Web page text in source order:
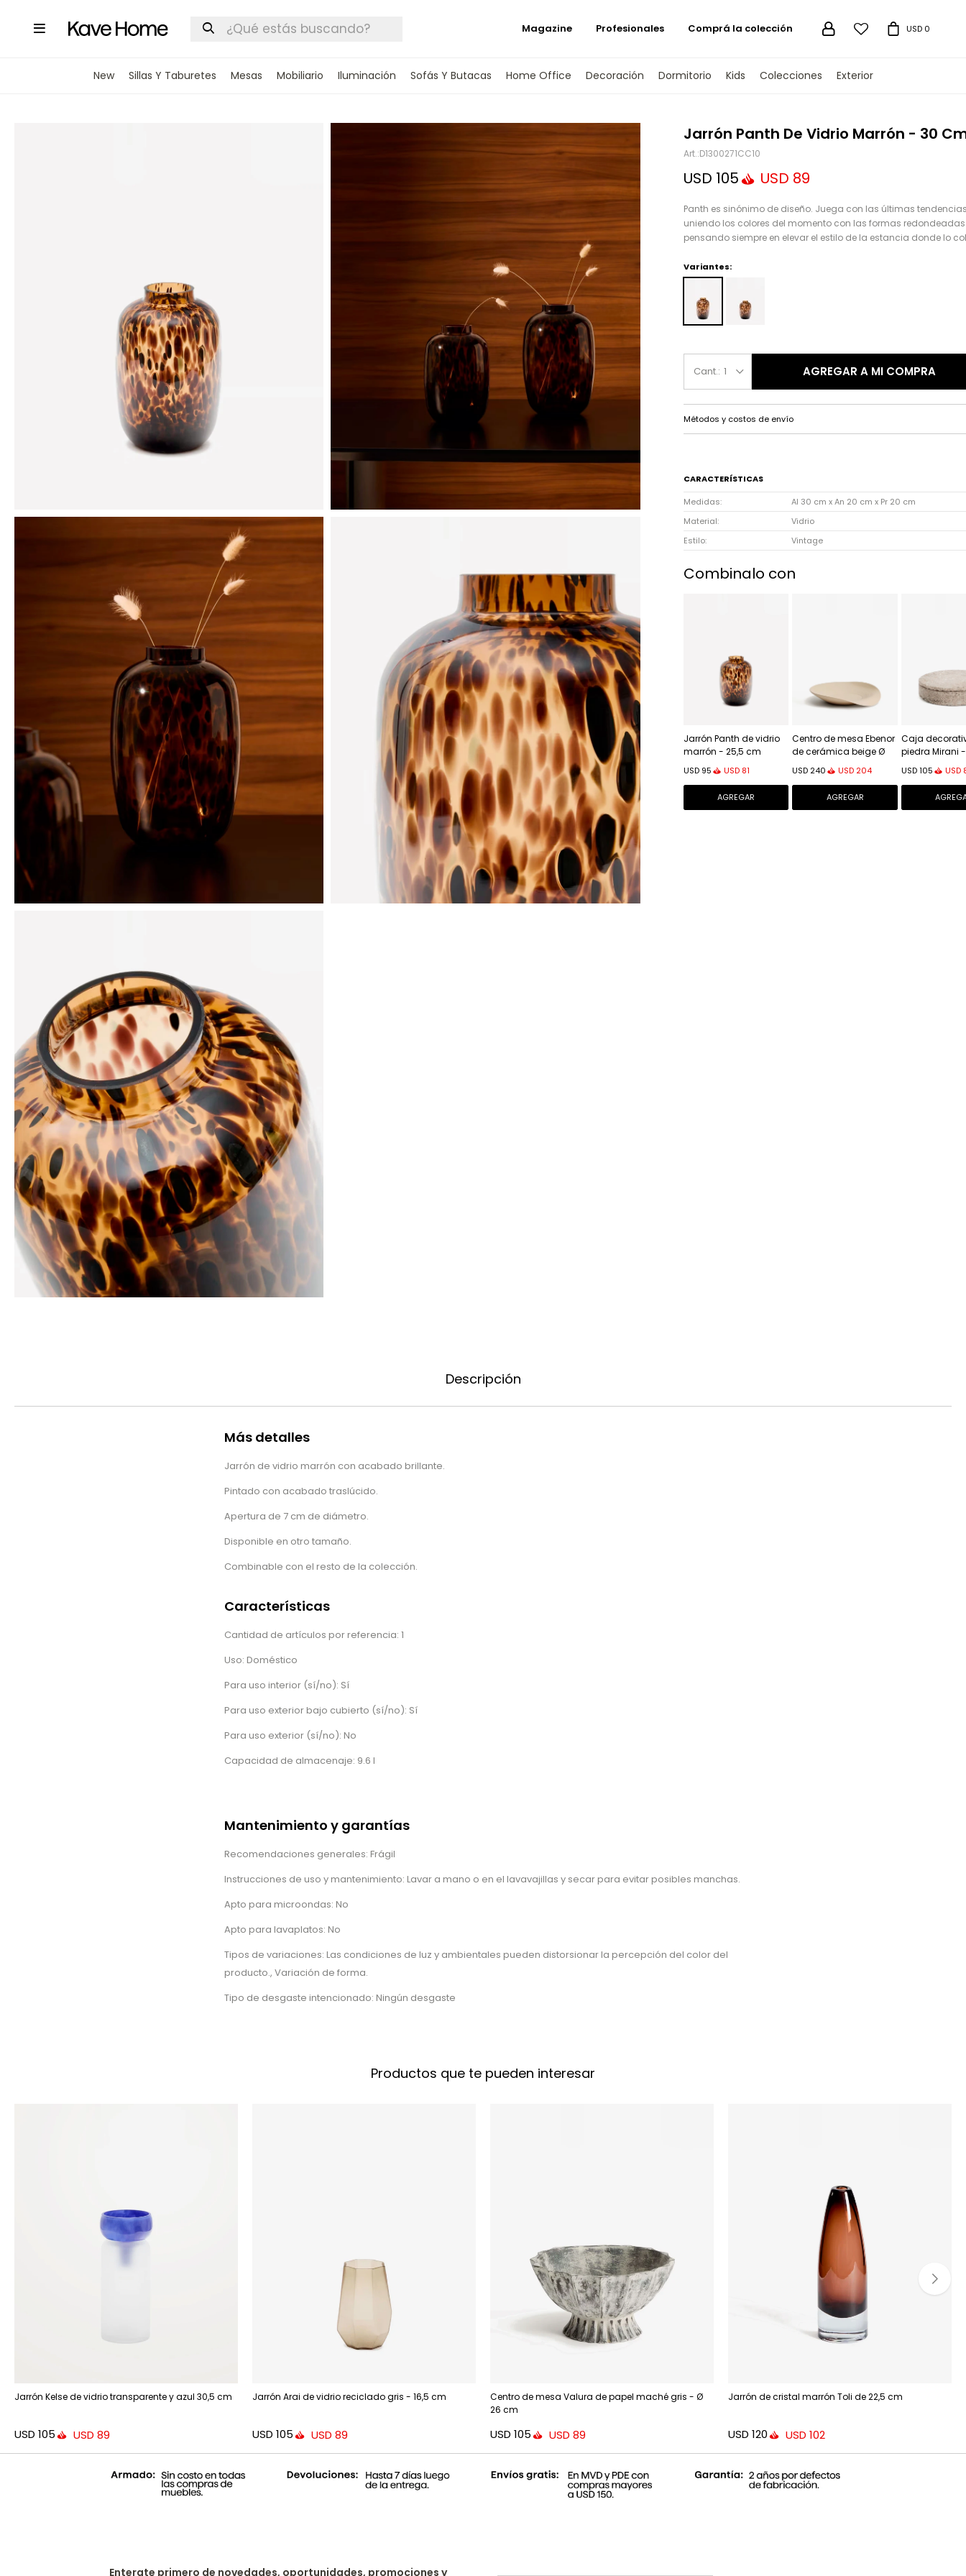

New Sillas Y Taburetes Mesas Mobiliario Iluminación Sofás Y Butacas Home Office Decoración Dormitorio Kids Colecciones Exterior
 USD 0
Magazine Profesionales Comprá la colección
Jarrón Panth De Vidrio Marrón - 30
D1300271CC10
USD 105 USD 89
Panth es sinónimo de diseño. Juega con las últimas
uniendo los colores del momento con las formas
pensando siempre en elevar el estilo de la estancia donde lo
Variantes:
1 AGREGAR A MI COMPRA
Métodos y costos de envío
CARACTERÍSTICAS
Medidas
Al 30 cm x An 20 cm x Pr 20 cm
Material
Vidrio
Estilo
Vintage
Combinalo con
Jarrón Panth de vidrio
marrón - 25,5 cm
USD 95 USD 81
Centro de mesa Ebenor
de cerámica beige Ø
USD 240 USD 204
Caja
piedra Mirani
USD105 USD
Descripción
Más detalles
Jarrón de vidrio marrón con acabado brillante.
Pintado con acabado traslúcido.
Apertura de 7 cm de diámetro.
Disponible en otro tamaño.
Combinable con el resto de la colección.
Características
Cantidad de artículos por referencia: 1
Uso: Doméstico
Para uso interior (sí/no): Sí
Para uso exterior bajo cubierto (sí/no): Sí
Para uso exterior (sí/no): No
Capacidad de almacenaje: 9.6 l
Mantenimiento y garantías
Recomendaciones generales: Frágil
Instrucciones de uso y mantenimiento: Lavar a mano o en el lavavajillas y secar para evitar posibles manchas.
Apto para microondas: No
Apto para lavaplatos: No
Tipos de variaciones: Las condiciones de luz y ambientales pueden distorsionar la percepción del color del
producto., Variación de forma.
Tipo de desgaste intencionado: Ningún desgaste
Productos que te pueden interesar
Jarrón Kelse de vidrio transparente y azul 30,5 cm
USD 105 USD 89
Jarrón Arai de vidrio reciclado gris - 16,5 cm
USD 105 USD 89
Centro de mesa Valura de papel maché gris - Ø
26 cm
USD 105 USD 89
Jarrón de cristal marrón Toli de 22,5 cm
USD 120 USD 102
Enterate primero de novedades, oportunidades, promociones y